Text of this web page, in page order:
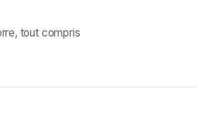
tout compris